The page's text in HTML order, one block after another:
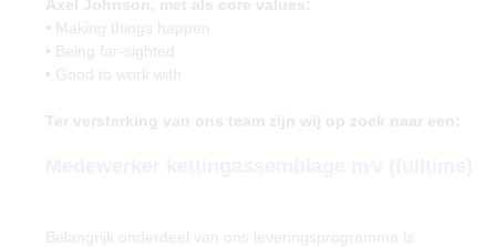
Axel Johnson, met als core values:
• Making things happen
• Being far-sighted
• Good to work with
Ter versterking van ons team zijn wij op zoek naar een:
Belangrijk onderdeel van ons leveringsprogramma is